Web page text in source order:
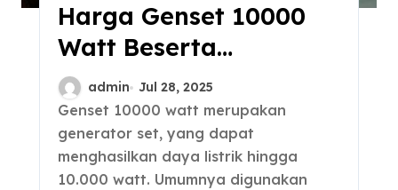
Harga Genset 10000
Watt Beserta
Kelebihan dan
Kekurangannya
admin Jul 28, 2025
Genset 10000 watt merupakan
generator set, yang dapat
menghasilkan daya listrik hingga
10.000 watt. Umumnya digunakan